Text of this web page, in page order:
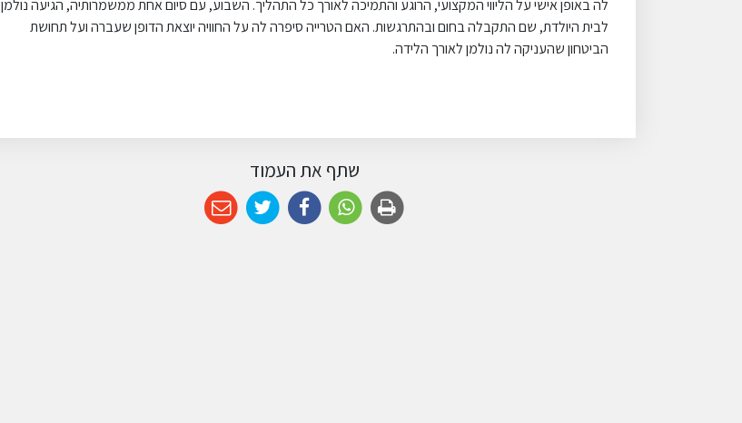
לה באופן אישי על הליווי המקצועי, הרוגע והתמיכה לאורך כל התהליך. השבוע, עם סיום אחת ממשמרותיה, הגיעה נולמן
לבית היולדת, שם התקבלה בחום ובהתרגשות. האם הטרייה סיפרה לה על החוויה יוצאת הדופן שעברה ועל תחושת
הביטחון שהעניקה לה נולמן לאורך הלידה.
שתף את העמוד